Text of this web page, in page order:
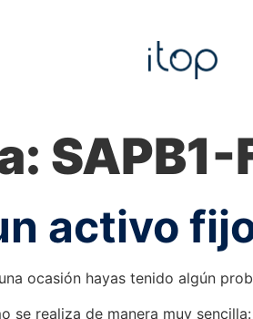
activo
ocasión hayas tenido algún
se realiza de manera muy sencilla: